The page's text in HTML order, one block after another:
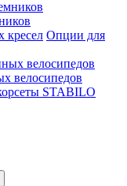
Опции для
велосипедов
STABILO